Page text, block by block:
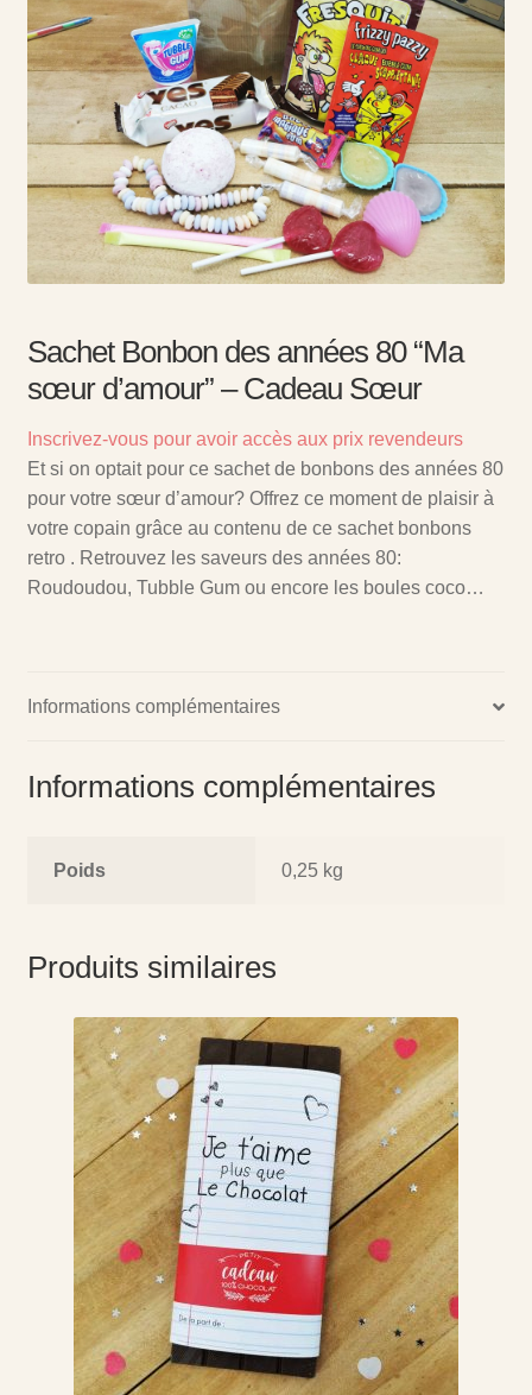
Sachet Bonbon des années 80 “Ma
sœur d’amour” – Cadeau Sœur
Inscrivez-vous pour avoir accès aux prix revendeurs
Et si on optait pour ce sachet de bonbons des années 80
pour votre sœur d’amour? Offrez ce moment de plaisir à
votre copain grâce au contenu de ce sachet bonbons
retro . Retrouvez les saveurs des années 80:
Roudoudou, Tubble Gum ou encore les boules coco…
Informations complémentaires
Informations complémentaires
Poids 0,25 kg
Produits similaires